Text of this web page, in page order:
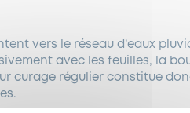
vers le réseau d’eaux
avec les feuilles, la
curage régulier constitue